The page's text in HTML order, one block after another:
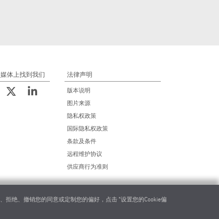
体上找到我们 法律声明
版本说明
图片来源
隐私权政策
国际隐私权政策
条款及条件
远程维护协议
供应商行为准则
拒绝、撤销您的同意或定制您的偏好，点击 "设置您的Cookie偏